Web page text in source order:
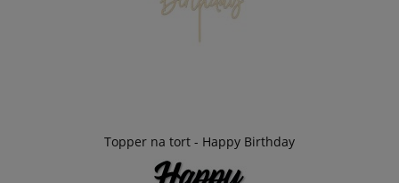
Topper na tort - Happy Birthday